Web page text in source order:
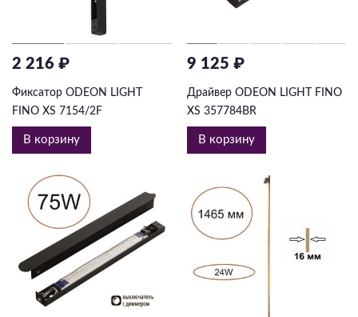
2 216 ₽
Фиксатор ODEON LIGHT
FINO XS 7154/2F
В корзину
9 125 ₽
Драйвер ODEON LIGHT FINO
XS 357784BR
В корзину
Каскадные
Люстры на штанге
Большие люстры
Люстры-вентиляторы
Комплектующие
База